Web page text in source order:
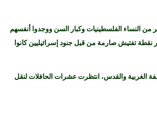
من النساء الفلسطينيات وكبار السن ووجدوا أنفسهم
تفتيش صارمة من قبل جنود إسرائيليين كانوا
الغربية والقدس، انتظرت عشرات الحافلات لنقل